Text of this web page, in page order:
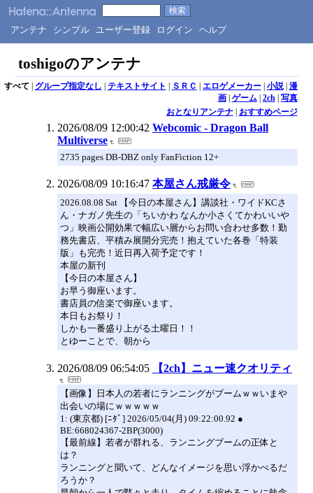
アンテナ シンプル ユーザー登録 ログイン ヘルプ
toshigoのアンテナ
すべて | グループ指定なし | テキストサイト | ＳＲＣ | エロゲメーカー| 小説| 漫
画| ゲーム| 2ch| 写真
おとなりアンテナ| おすすめページ
2026/08/09 12:00:42 Webcomic - Dragon Ball
Multiverse
2735 pages DB-DBZ only FanFiction 12+
2026/08/09 10:16:47 本屋さん戒厳令
2026.08.08 Sat 【今日の本屋さん】講談社・ワイドKCさ
ん・ナガノ先生の「ちいかわ なんか小さくてかわいいや
つ」映画公開効果で幅広い層からお問い合わせ多数！勤
務先書店、平積み展開分完売！抱えていた各巻「特装
版」も完売！近日再入荷予定です！
本屋の新刊
【今日の本屋さん】
お早う御座います。
書店員の信楽で御座います。
本日もお祭り！
しかも一番盛り上がる土曜日！！
とゆーことで、朝から
2026/08/09 06:54:05 【2ch】ニュー速クオリティ
【画像】日本人の若者にランニングがブームｗｗいまや
出会いの場にｗｗｗｗｗ
1: (東京都) [ﾆﾀﾞ] 2026/05/04(月) 09:22:00.92 ●
BE:668024367-2BP(3000)
【最前線】若者が群れる、ランニングブームの正体と
は？
ランニングと聞いて、どんなイメージを思い浮かべるだ
ろうか？